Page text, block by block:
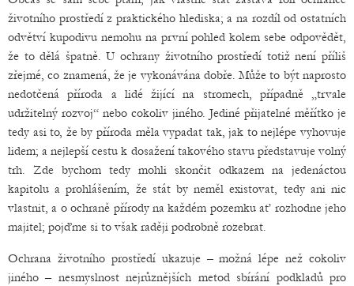
životního prostředí z praktického hlediska; a na rozdíl od ostatních
odvětví kupodivu nemohu na první pohled kolem sebe odpovědět,
že to dělá špatně. U ochrany životního prostředí totiž není příliš
zřejmé, co znamená, že je vykonávána dobře. Může to být naprosto
nedotčená příroda a lidé žijící na stromech, případně „trvale
udržitelný rozvoj“ nebo cokoliv jiného. Jediné přijatelné měřítko je
tedy asi to, že by příroda měla vypadat tak, jak to nejlépe vyhovuje
lidem; a nejlepší cestu k dosažení takového stavu představuje volný
trh. Zde bychom tedy mohli skončit odkazem na jedenáctou
kapitolu a prohlášením, že stát by neměl existovat, tedy ani nic
vlastnit, a o ochraně přírody na každém pozemku ať rozhodne jeho
majitel; pojďme si to však raději podrobně rozebrat.
Ochrana životního prostředí ukazuje – možná lépe než cokoliv
jiného – nesmyslnost nejrůznějších metod sbírání podkladů pro